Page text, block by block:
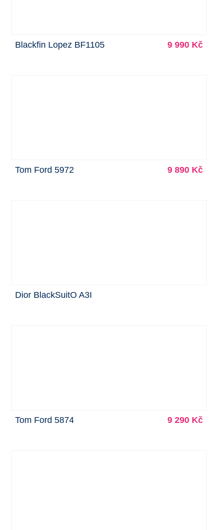
Blackfin Lopez BF1105 9 990 Kč
Tom Ford 5972 9 890 Kč
Dior BlackSuitO A3I
Tom Ford 5874 9 290 Kč